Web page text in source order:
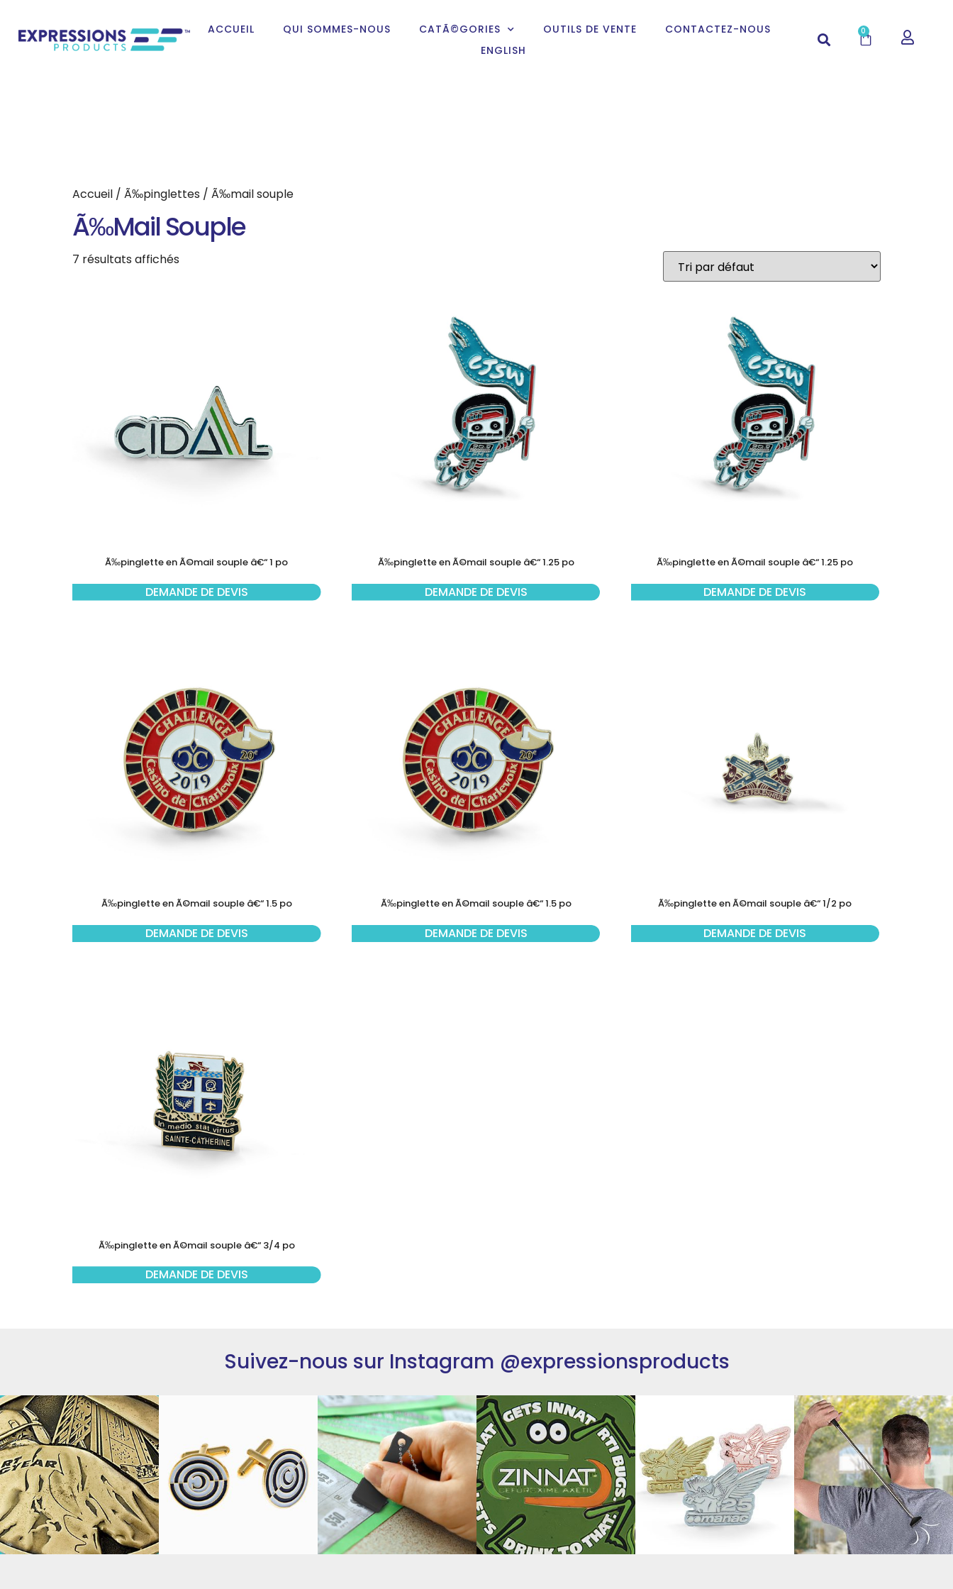
ACCUEIL QUI SOMMES-NOUS CATÃ©GORIES OUTILS DE VENTE
CONTACTEZ-NOUS
ENGLISH
0
Accueil / Ã‰pinglettes / Ã‰mail souple
Ã‰mail Souple
7 résultats affichés
Ã‰pinglette en Ã©mail souple â€“ 1 po
DEMANDE DE DEVIS
Ã‰pinglette en Ã©mail souple â€“ 1.25 po
DEMANDE DE DEVIS
Ã‰pinglette en Ã©mail souple â€“ 1.25 po
DEMANDE DE DEVIS
Ã‰pinglette en Ã©mail souple â€“ 1.5 po
DEMANDE DE DEVIS
Ã‰pinglette en Ã©mail souple â€“ 1.5 po
DEMANDE DE DEVIS
Ã‰pinglette en Ã©mail souple â€“ 1/2 po
DEMANDE DE DEVIS
Ã‰pinglette en Ã©mail souple â€“ 3/4 po
DEMANDE DE DEVIS
Suivez-nous sur Instagram @expressionsproducts